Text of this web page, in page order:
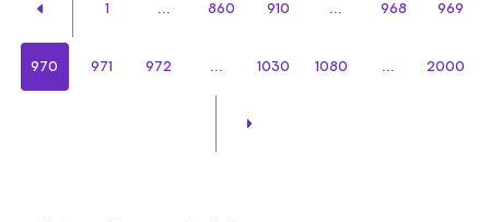
1 ... 860 910 ... 968 969
970 971 972 1030 1080 2000